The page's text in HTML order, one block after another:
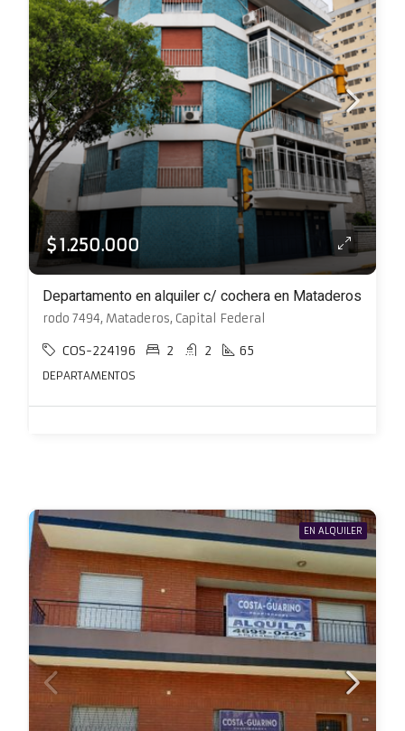
$ 1.250.000
Departamento en alquiler c/ cochera en Mataderos
rodo 7494, Mataderos, Capital Federal
COS-224196 2 2 65
DEPARTAMENTOS
EN ALQUILER